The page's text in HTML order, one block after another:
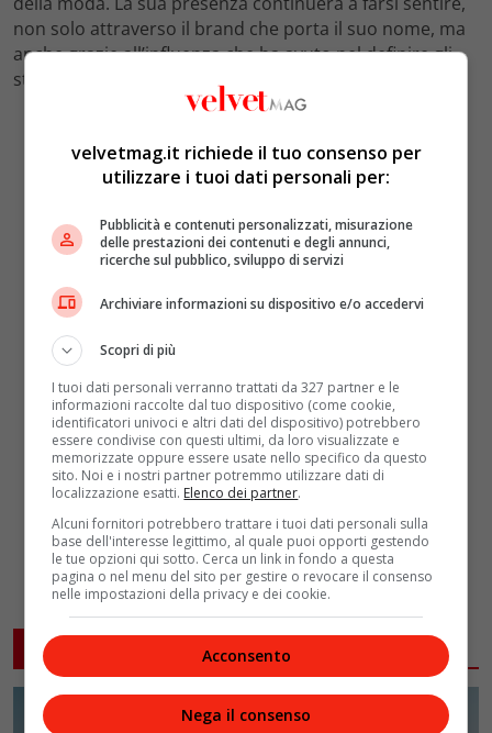
non solo attraverso il brand che porta il suo nome, ma
anche grazie all’influenza che ha avuto nel definire gli
standard dell’eleganza contemporanea.
ARTICOLI CORRELATI
velvetmag.it richiede il tuo consenso per
utilizzare i tuoi dati personali per:
Pubblicità e contenuti personalizzati, misurazione
delle prestazioni dei contenuti e degli annunci,
ricerche sul pubblico, sviluppo di servizi
Archiviare informazioni su dispositivo e/o accedervi
Scopri di più
I tuoi dati personali verranno trattati da 327 partner e le
informazioni raccolte dal tuo dispositivo (come cookie,
identificatori univoci e altri dati del dispositivo) potrebbero
essere condivise con questi ultimi, da loro visualizzate e
memorizzate oppure essere usate nello specifico da questo
sito. Noi e i nostri partner potremmo utilizzare dati di
localizzazione esatti. Elenco dei partner.
Alcuni fornitori potrebbero trattare i tuoi dati personali sulla
base dell'interesse legittimo, al quale puoi opporti gestendo
le tue opzioni qui sotto. Cerca un link in fondo a questa
pagina o nel menu del sito per gestire o revocare il consenso
nelle impostazioni della privacy e dei cookie.
Acconsento
Nega il consenso